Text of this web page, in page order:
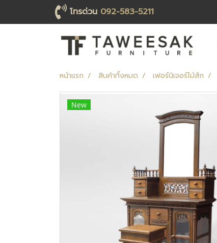
โทรด่วน 092-583-5211
หน้าแรก สินค้าทั้งหมด เฟอร์นิเจอร์ไม้สัก
New